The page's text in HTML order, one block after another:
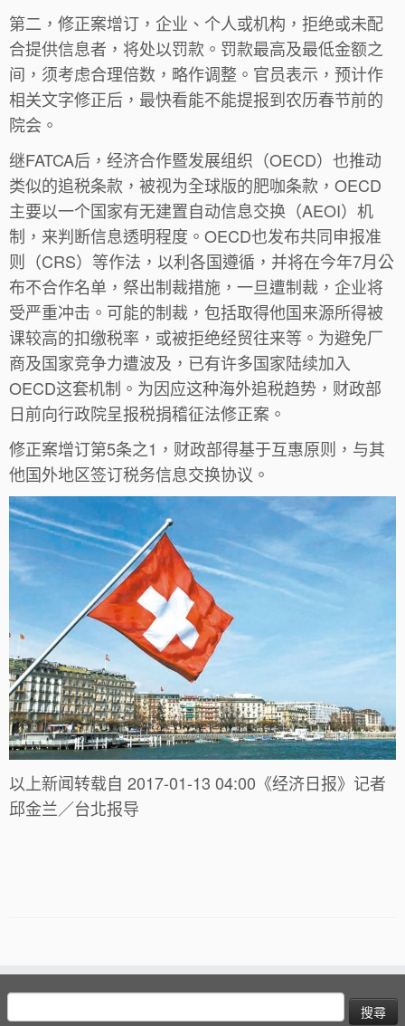
第二，修正案增订，企业、个人或机构，拒绝或未配
合提供信息者，将处以罚款。罚款最高及最低金额之
间，须考虑合理倍数，略作调整。官员表示，预计作
相关文字修正后，最快看能不能提报到农历春节前的
院会。
继FATCA后，经济合作暨发展组织（OECD）也推动
类似的追税条款，被视为全球版的肥咖条款，OECD
主要以一个国家有无建置自动信息交换（AEOI）机
制，来判断信息透明程度。OECD也发布共同申报准
则（CRS）等作法，以利各国遵循，并将在今年7月公
布不合作名单，祭出制裁措施，一旦遭制裁，企业将
受严重冲击。可能的制裁，包括取得他国来源所得被
课较高的扣缴税率，或被拒绝经贸往来等。为避免厂
商及国家竞争力遭波及，已有许多国家陆续加入
OECD这套机制。为因应这种海外追税趋势，财政部
日前向行政院呈报税捐稽征法修正案。
修正案增订第5条之1，财政部得基于互惠原则，与其
他国外地区签订税务信息交换协议。
以上新闻转载自 2017-01-13 04:00《经济日报》记者
邱金兰／台北报导
搜
尋